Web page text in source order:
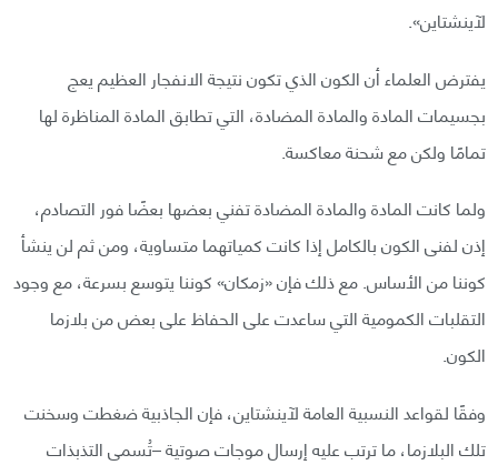
لآينشتاين».
يفترض العلماء أن الكون الذي تكون نتيجة الانفجار العظيم يعج
بجسيمات المادة والمادة المضادة، التي تطابق المادة المناظرة لها
تمامًا ولكن مع شحنة معاكسة.
ولما كانت المادة والمادة المضادة تفني بعضها بعضًا فور التصادم،
إذن لفنى الكون بالكامل إذا كانت كمياتهما متساوية، ومن ثم لن ينشأ
كوننا من الأساس. مع ذلك فإن «زمكان» كوننا يتوسع بسرعة، مع وجود
التقلبات الكمومية التي ساعدت على الحفاظ على بعض من بلازما
الكون.
وفقًا لقواعد النسبية العامة لآينشتاين، فإن الجاذبية ضغطت وسخنت
تلك البلازما، ما ترتب عليه إرسال موجات صوتية –تُسمى التذبذات